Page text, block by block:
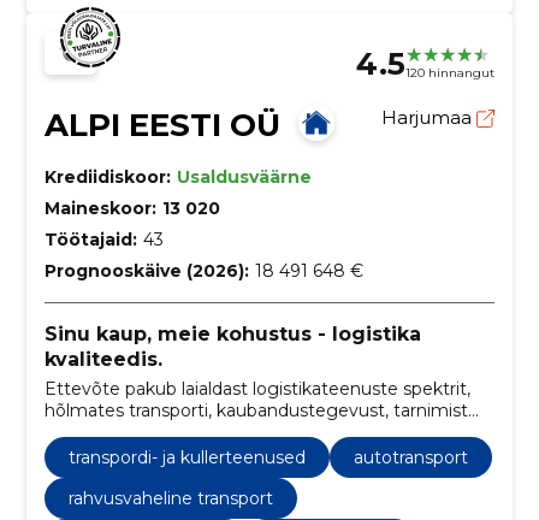
4.5120 hinnangut
ALPI EESTI OÜ Harjumaa
Krediidiskoor: Usaldusväärne
Maineskoor: 13 020
Töötajaid: 43
Prognooskäive (2026): 18 491 648 €
Sinu kaup, meie kohustus - logistika
kvaliteedis.
Ettevõte pakub laialdast logistikateenuste spektrit,
hõlmates transporti, kaubandustegevust, tarnimist
ning tarneplaanide koordineerimist, et tagada sujuv
kaubavahetus igal sammul.
transpordi- ja kullerteenused
autotransport
rahvusvaheline transport